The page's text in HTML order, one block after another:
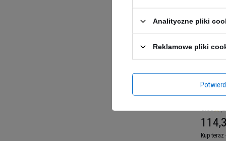
OLIMP
500g
Kup teraz
Analityczne pliki
Reklamowe pliki